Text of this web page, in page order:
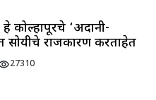
कोल्हापूरचे ‘अदानी-
सोयीचे राजकारण करताहेत
27310